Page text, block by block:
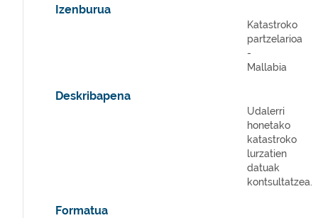
Izenburua
Katastroko
partzelarioa
-
Mallabia
Deskribapena
Udalerri
honetako
katastroko
lurzatien
datuak
kontsultatzea.
Formatua